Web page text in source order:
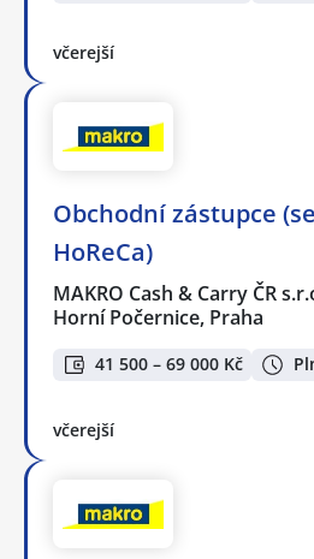
včerejší
Obchodní zástupce
HoReCa)
MAKRO Cash & Carry ČR
Horní Počernice, Praha
41 500 – 69 000 Kč
včerejší